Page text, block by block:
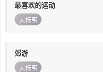
最喜欢的运动
未标明
郊游
未标明